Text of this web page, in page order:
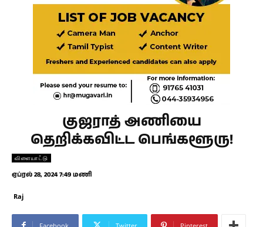
குஜராத் அணியை
தெறிக்கவிட்ட பெங்களூரு!
விளையாட்டு
ஏப்ரல் 28, 2024 7:49 மணி
Raj